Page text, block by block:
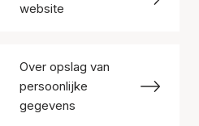
website
Over opslag van
persoonlijke
gegevens